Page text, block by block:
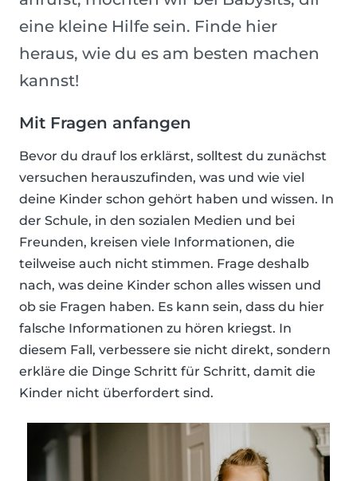
eine kleine Hilfe sein. Finde hier
heraus, wie du es am besten machen
kannst!
Mit Fragen anfangen
Bevor du drauf los erklärst, solltest du zunächst
versuchen herauszufinden, was und wie viel
deine Kinder schon gehört haben und wissen. In
der Schule, in den sozialen Medien und bei
Freunden, kreisen viele Informationen, die
teilweise auch nicht stimmen. Frage deshalb
nach, was deine Kinder schon alles wissen und
ob sie Fragen haben. Es kann sein, dass du hier
falsche Informationen zu hören kriegst. In
diesem Fall, verbessere sie nicht direkt, sondern
erkläre die Dinge Schritt für Schritt, damit die
Kinder nicht überfordert sind.